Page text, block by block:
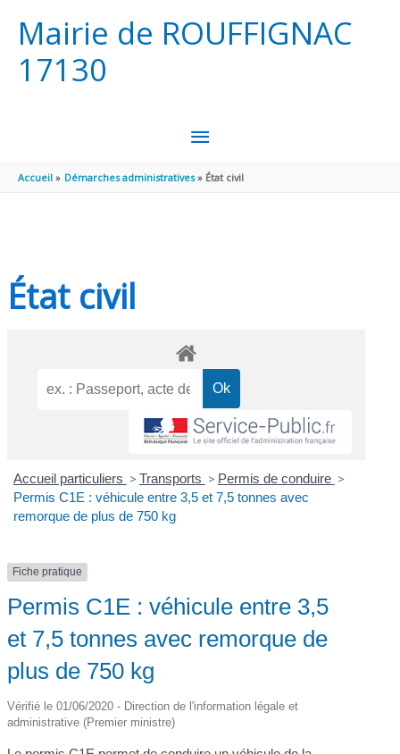
Mairie de ROUFFIGNAC
17130
MENU
PRINCIPAL
Accueil Démarches administratives État civil
État civil
Accueil particuliers > Transports > Permis de conduire >
Permis C1E : véhicule entre 3,5 et 7,5 tonnes avec
remorque de plus de 750 kg
Fiche pratique
Permis C1E : véhicule entre 3,5
et 7,5 tonnes avec remorque de
plus de 750 kg
Vérifié le 01/06/2020 - Direction de l'information légale et
administrative (Premier ministre)